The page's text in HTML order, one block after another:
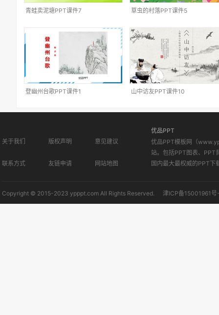
青蛙卖泥塘PPT课件7 草虫的村落PPT课件5
登幽州台歌PPT课件1 山中访友PPT课件10
关于我们 版权声明 意见建议
联系方式 友链申请 网站地图
优品PPT
优品PPT模板网（
站。包括PPT图表、PPT
国内最大最权威的PPT下
Copyright © 2015-2023 ypppt.com All Rights Reserved. 津ICP备15001961号